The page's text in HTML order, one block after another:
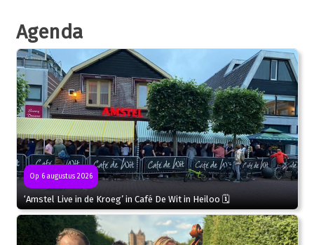
Agenda
Op 6 augustus 2026
‘Amstel Live in de Kroeg’ in Café De Wit in Heiloo 🗓